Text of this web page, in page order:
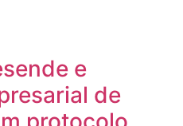
e
de